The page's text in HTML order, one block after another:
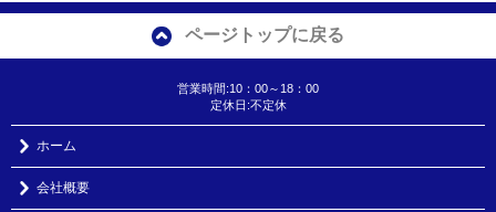
ページトップに戻る
営業時間:10：00～18：00
定休日:不定休
ホーム
会社概要